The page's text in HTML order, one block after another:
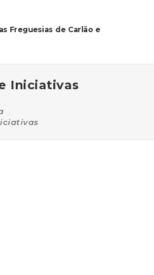
Freguesias de Carlão e
Iniciativas